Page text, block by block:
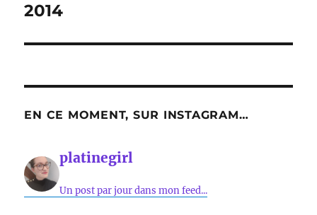
suivante :
2014
EN CE MOMENT, SUR INSTAGRAM…
platinegirl
Un post par jour dans mon feed...